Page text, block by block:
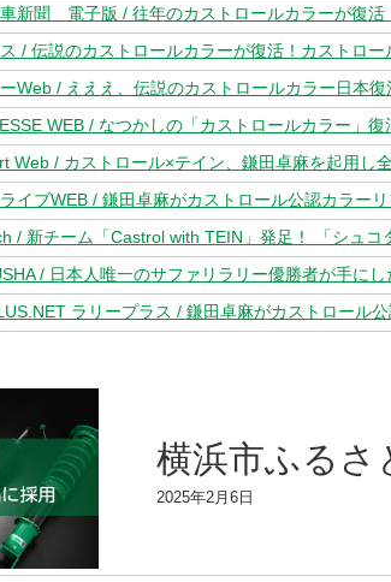
/ 伝説のカストロールカラーが復活！カストロ
Web / えええ、伝説のカストロールカラー日本
Web / カストロール×テイン、鎌田卓麻を起用し
ラリープラス / 鎌田卓麻がカストロール
横浜市ふるさ
2025年2月6日